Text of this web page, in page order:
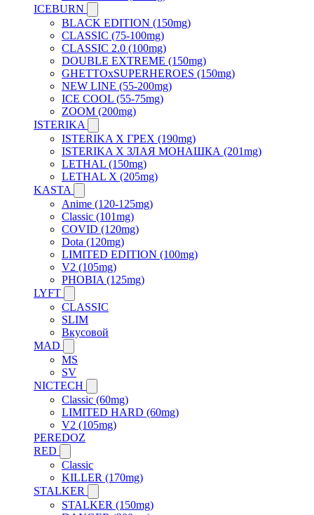
ICEBURN
BLACK EDITION (150mg)
CLASSIC (75-100mg)
CLASSIC 2.0 (100mg)
DOUBLE EXTREME (150mg)
GHETTOxSUPERHEROES (150mg)
NEW LINE (55-200mg)
ICE COOL (55-75mg)
ZOOM (200mg)
ISTERIKA
ISTERIKA X ГРЕХ (190mg)
ISTERIKA X ЗЛАЯ МОНАШКА (201mg)
LETHAL (150mg)
LETHAL X (205mg)
KASTA
Anime (120-125mg)
Classic (101mg)
COVID (120mg)
Dota (120mg)
LIMITED EDITION (100mg)
V2 (105mg)
PHOBIA (125mg)
LYFT
CLASSIC
SLIM
Вкусовой
MAD
MS
SV
NICTECH
Classic (60mg)
LIMITED HARD (60mg)
V2 (105mg)
PEREDOZ
RED
Classic
KILLER (170mg)
STALKER
STALKER (150mg)